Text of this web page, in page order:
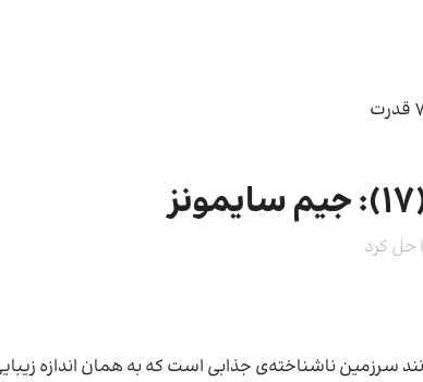
حل کرد
سرزمین ناشناخته‌ی جذابی است که به همان اندازه